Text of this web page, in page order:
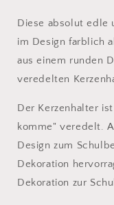
Diese absolut edle
im Design farblich
aus einem runden
veredelten
Der Kerzenhalter
komme" veredelt.
Design zum
Dekoration
Dekoration zur